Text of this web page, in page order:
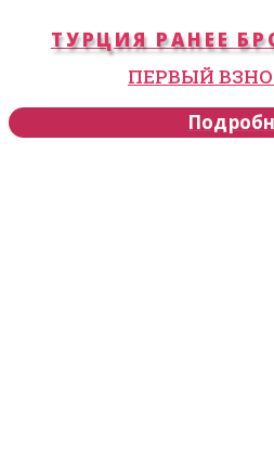
ТУРЦИЯ РАНЕЕ
ПЕРВЫЙ